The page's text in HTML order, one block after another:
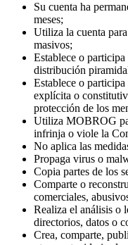
Su cuenta ha
meses;
Utiliza la cuenta
masivos;
Establece o
distribución
Establece o
explícita o
protección de los
Utiliza MOBROG
infrinja o viole la
No aplica las
Propaga virus o
Copia partes de los
Comparte o
comerciales,
Realiza el análisis o
directorios, datos o
Crea, comparte,